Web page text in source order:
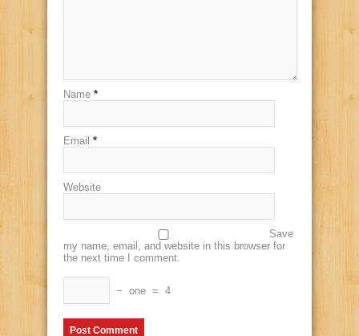
Name *
Email *
Website
Save
my name, email, and website in this browser for
the next time I comment.
− one = 4